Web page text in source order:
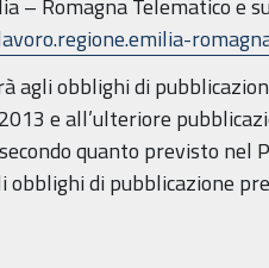
agliobblighi di
e all’ulteriore
quanto previsto nel
di pubblicazione